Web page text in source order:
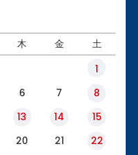
木 金 土
1
6 7
8
13 14
15
20 21
22